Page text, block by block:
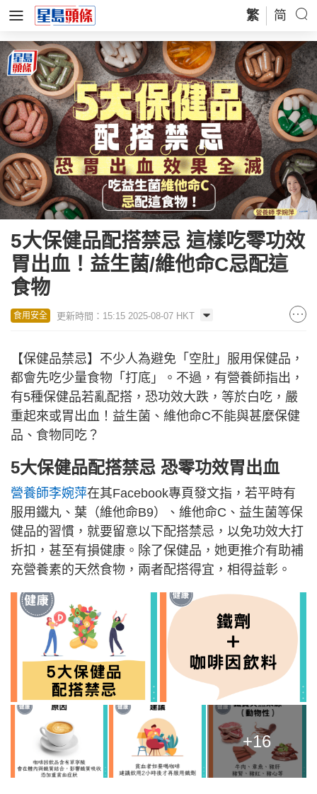
繁 简
5大保健品配搭禁忌 這樣吃零功效
胃出血！益生菌/維他命C忌配這
食物
食用安全 更新時間：15:15 2025-08-07 HKT
【保健品禁忌】不少人為避免「空肚」服用保健品，
都會先吃少量食物「打底」。不過，有營養師指出，
有5種保健品若亂配搭，恐功效大跌，等於白吃，嚴
重起來或胃出血！益生菌、維他命C不能與甚麼保健
品、食物同吃？
5大保健品配搭禁忌 恐零功效胃出血
營養師李婉萍在其Facebook專頁發文指，若平時有
服用鐵丸、葉（維他命B9）、維他命C、益生菌等保
健品的習慣，就要留意以下配搭禁忌，以免功效大打
折扣，甚至有損健康。除了保健品，她更推介有助補
充營養素的天然食物，兩者配搭得宜，相得益彰。
+16